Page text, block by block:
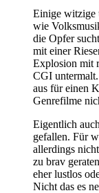
Einige witzige
wie
die Opfer
mit einer
Explosion mit
CGI
aus für einen
Genrefilme
Eigentlich
gefallen. Für
allerdings
zu brav
eher lustlos
Nicht das es